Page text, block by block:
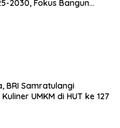
2030, Fokus Bangun
BRI Samratulangi
UMKM di HUT ke 127